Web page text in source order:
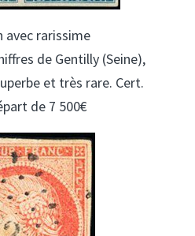
avec rarissime
de Gentilly (Seine),
et très rare. Cert.
de 7 500€